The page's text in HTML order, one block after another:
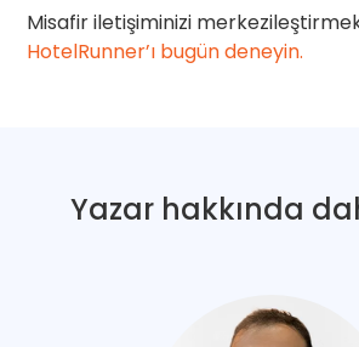
Misafir iletişiminizi
HotelRunner’ı bugün deneyin.
Yazar hakkında